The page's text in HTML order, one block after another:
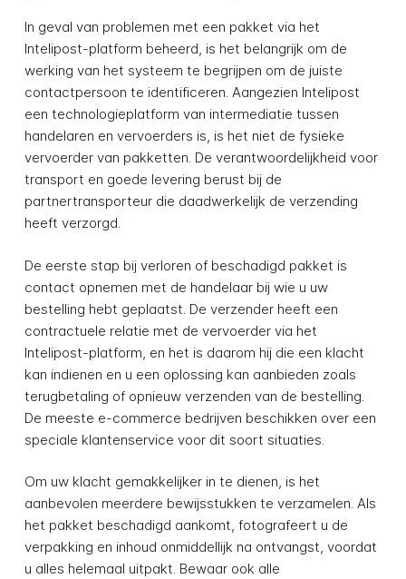
In geval van problemen met een pakket via het
Intelipost-platform beheerd, is het belangrijk om de
werking van het systeem te begrijpen om de juiste
contactpersoon te identificeren. Aangezien Intelipost
een technologieplatform van intermediatie tussen
handelaren en vervoerders is, is het niet de fysieke
vervoerder van pakketten. De verantwoordelijkheid voor
transport en goede levering berust bij de
partnertransporteur die daadwerkelijk de verzending
heeft verzorgd.
De eerste stap bij verloren of beschadigd pakket is
contact opnemen met de handelaar bij wie u uw
bestelling hebt geplaatst. De verzender heeft een
contractuele relatie met de vervoerder via het
Intelipost-platform, en het is daarom hij die een klacht
kan indienen en u een oplossing kan aanbieden zoals
terugbetaling of opnieuw verzenden van de bestelling.
De meeste e-commerce bedrijven beschikken over een
speciale klantenservice voor dit soort situaties.
Om uw klacht gemakkelijker in te dienen, is het
aanbevolen meerdere bewijsstukken te verzamelen. Als
het pakket beschadigd aankomt, fotografeert u de
verpakking en inhoud onmiddellijk na ontvangst, voordat
u alles helemaal uitpakt. Bewaar ook alle